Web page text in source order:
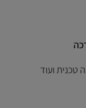
טכנית ועוד